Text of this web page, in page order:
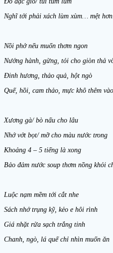
Nghĩ tới phải xách lùm xùm… mệt
Nồi phở nếu muốn thơm ngon
Nướng hành, gừng, tỏi cho giòn thả
Đinh hương, thảo quả, hột ngò
Quế, hồi, cam thảo, mực khô thêm vào
Xương gà/ bò nấu cho lâu
Nhớ vớt bọt/ mỡ cho màu nước trong
Khoảng 4 – 5 tiếng là xong
Bảo đảm nước soup thơm nồng khỏi
Luộc nạm mềm tới cắt nhe
Sách nhớ trụng kỹ, kẻo e hôi rình
Giá nhặt rửa sạch trắng tinh
Chanh, ngò, lá quế chỉ nhìn muốn ăn